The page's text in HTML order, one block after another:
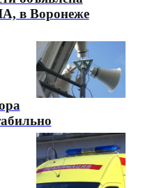
в Воронеже